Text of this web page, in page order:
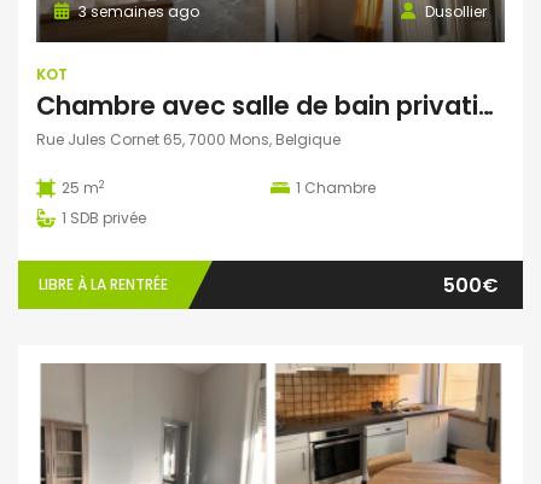
Dusollier
3 semaines ago
KOT
Chambre avec salle de bain privative et bureau séparé dans une colocation de 4 personnes
Rue Jules Cornet 65, 7000 Mons, Belgique
25 m2 1 Chambre
1 SDB privée
LIBRE À LA RENTRÉE 500€